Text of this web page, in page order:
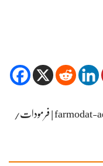
farmodat-aqwal-sultan-ul-ashiqeen | فرمودات/